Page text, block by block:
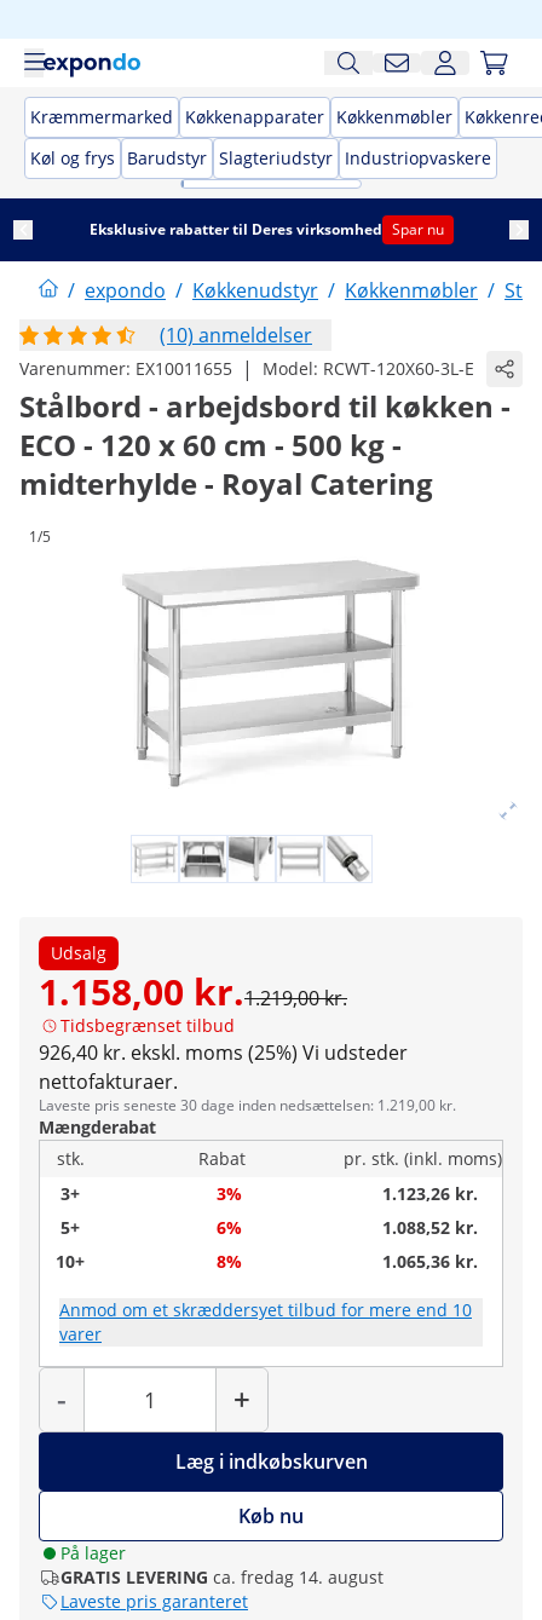
Kræmmermarked Køkkenapparater Køkkenmøbler
Køl og frys
Barudstyr Slagteriudstyr Industriopvaskere
Eksklusive rabatter til Deres virksomhed Spar nu
/ expondo / Køkkenudstyr / Køkkenmøbler /
(10) anmeldelser
Varenummer: EX10011655 | Model: RCWT-120X60-3L-E
Stålbord - arbejdsbord til køkken -
ECO - 120 x 60 cm - 500 kg -
midterhylde - Royal Catering
1/5
Udsalg
1.158,00 kr.1.219,00 kr.
Tidsbegrænset tilbud
926,40 kr. ekskl. moms (25%) Vi udsteder
nettofakturaer.
Laveste pris seneste 30 dage inden nedsættelsen: 1.219,00 kr.
Mængderabat
stk.
Rabat
pr. stk. (inkl. moms)
3+
3%
1.123,26 kr.
5+
6%
1.088,52 kr.
10+
8% 1.065,36 kr.
Anmod om et skræddersyet tilbud for mere end 10
varer
-
Antal
+
Læg i indkøbskurven
Køb nu
På lager
GRATIS LEVERING ca. fredag 14. august
Laveste pris garanteret